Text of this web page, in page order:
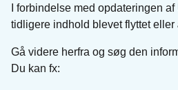
I forbindelse med opdateringen
tidligere indhold blevet flyttet
Gå videre herfra og søg den
Du kan fx: